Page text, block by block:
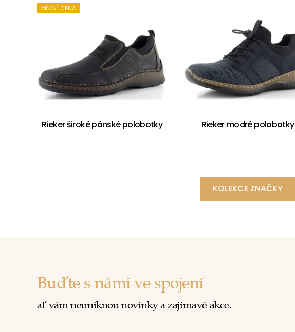
AKČNÍ CENA
Rieker široké pánské polobotky Rieker modré polobotky
KOLEKCE ZNAČKY
Buďte s námi ve spojení
ať vám neuniknou novinky a zajímavé akce.